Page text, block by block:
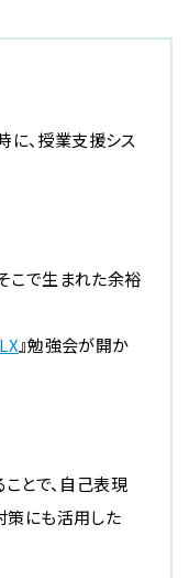
、授業支援シス
こで生まれた余裕
』勉強会が開か
とで、自己表現
策にも活用した